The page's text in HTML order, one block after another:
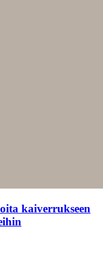
kaiverrukseen